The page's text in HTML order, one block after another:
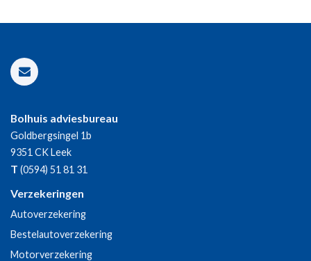
Bolhuis adviesbureau
Goldbergsingel 1b
9351 CKLeek
T (0594) 51 81 31
Verzekeringen
Autoverzekering
Bestelautoverzekering
Motorverzekering